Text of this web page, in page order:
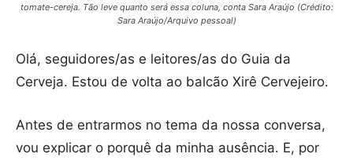
tomate-cereja. Tão leve quanto será essa coluna, conta Sara Araújo (Crédito:
Sara Araújo/Arquivo pessoal)
Olá, seguidores/as e leitores/as do Guia da
Cerveja. Estou de volta ao balcão Xirê Cervejeiro.
Antes de entrarmos no tema da nossa conversa,
vou explicar o porquê da minha ausência. E, por